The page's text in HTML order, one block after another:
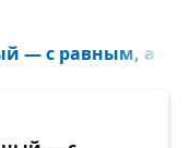
— с равным, а